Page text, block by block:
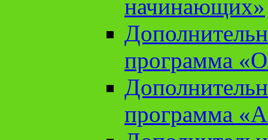
начинающих»
программа
программа